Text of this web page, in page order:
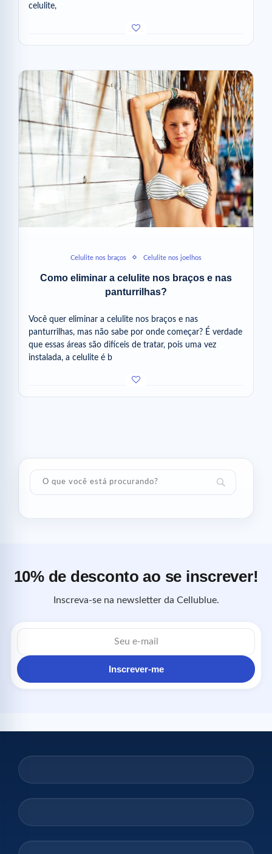
celulite,
Celulite nos braços Celulite nos joelhos
Como eliminar a celulite nos braços e nas
panturrilhas?
Você quer eliminar a celulite nos braços e nas
panturrilhas, mas não sabe por onde começar? É verdade
que essas áreas são difíceis de tratar, pois uma vez
instalada, a celulite é b
10% de desconto ao se inscrever!
Inscreva-se na newsletter da Cellublue.
Endereço
de
Inscrever-me